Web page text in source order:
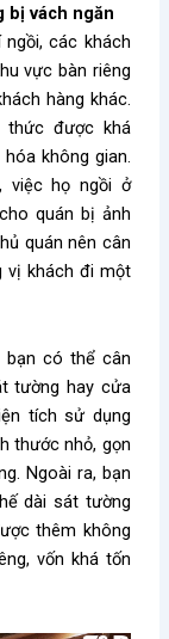
bị vách ngăn
các khách
vực bàn riêng
hàng khác.
thức được khá
không gian.
việc họ ngồi ở
quán bị ảnh
quán nên cân
vị khách đi một
bạn có thể cân
tường hay cửa
tích sử dụng
thước nhỏ, gọn
Ngoài ra, bạn
dài sát tường
thêm không
vốn khá tốn